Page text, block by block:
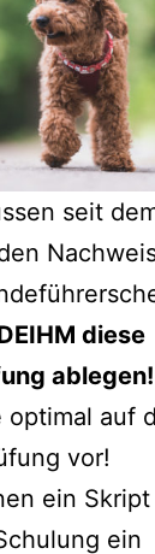
seit
diese
ablegen!
optimal auf
vor!
ein
ein